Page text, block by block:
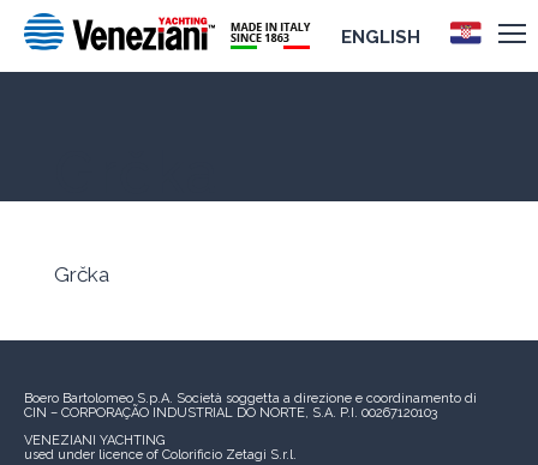
ENGLISH
Grčka
Boero Bartolomeo S.p.A. Società soggetta a direzione e coordinamento di
CIN – CORPORAÇÃO INDUSTRIAL DO NORTE, S.A. P.I. 00267120103
VENEZIANI YACHTING
used under licence of Colorificio Zetagi S.r.l.